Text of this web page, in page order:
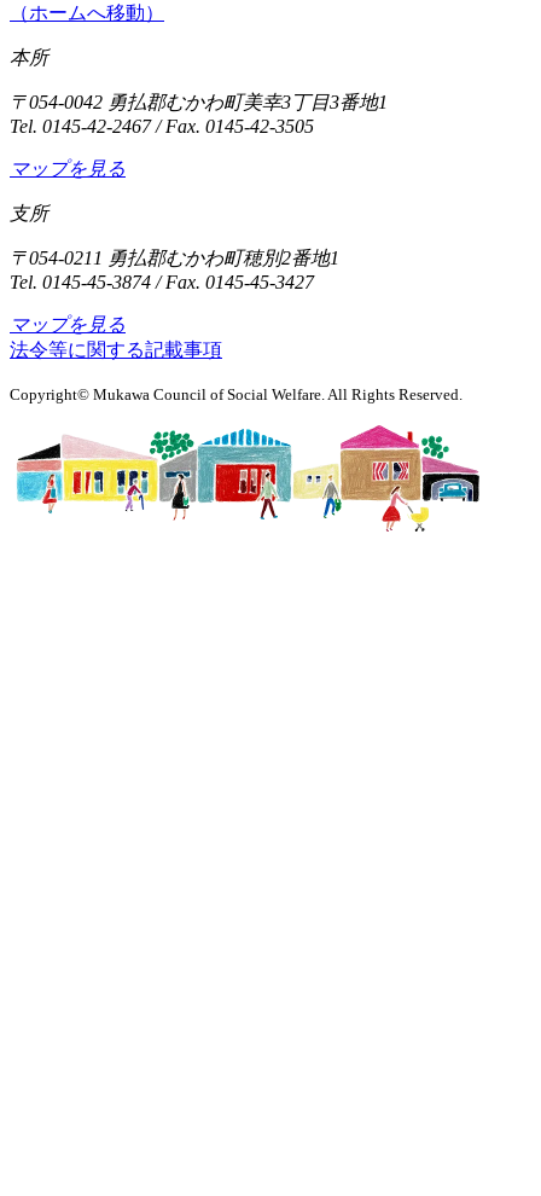
（ホームへ移動）
本所
〒054-0042 勇払郡むかわ町美幸3丁目3番地1
Tel. 0145-42-2467 / Fax. 0145-42-3505
マップを見る
支所
〒054-0211 勇払郡むかわ町穂別2番地1
Tel. 0145-45-3874 / Fax. 0145-45-3427
マップを見る
法令等に関する記載事項
Copyright© Mukawa Council of Social Welfare. All Rights Reserved.